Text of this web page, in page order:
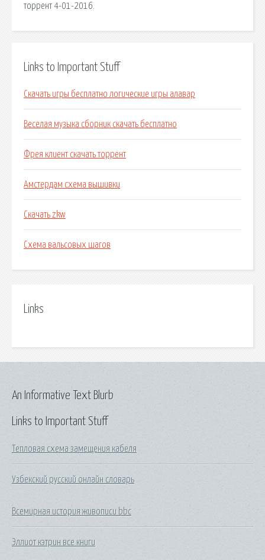
торрент 4-01-2016.
Links to Important Stuff
Скачать игры бесплатно логические игры алавар
Веселая музыка сборник скачать бесплатно
Фрея клиент скачать торрент
Амстердам схема вышивки
Скачать zkw
Схема вальсовых шагов
Links
Links to Important Stuff
Тепловая схема замещения кабеля
Узбекский русский онлайн словарь
Всемирная история живописи bbc
Эллиот кэтрин все книги
An Informative Text Blurb